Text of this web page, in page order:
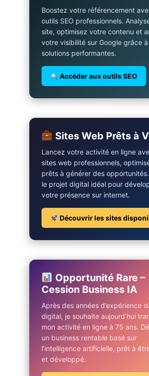
Boostez votre référencement
outils SEO professionnels.
site, optimisez votre contenu et
votre visibilité sur Google grâce
solutions performantes.
Accéder aux outils SEO
Sites Web Prêts à
Lancez votre activité en ligne
sites web professionnels,
prêts à générer des
le projet digital idéal pour
votre présence sur internet.
Découvrir les sites
Opportunité Rare –
Cession Business IA
Après des années d’expérience
digital, je souhaite aujourd’hui
mon activité en ligne à 75 ans.
un business rentable basé sur
l’intelligence artificielle, prêt à
et développé.